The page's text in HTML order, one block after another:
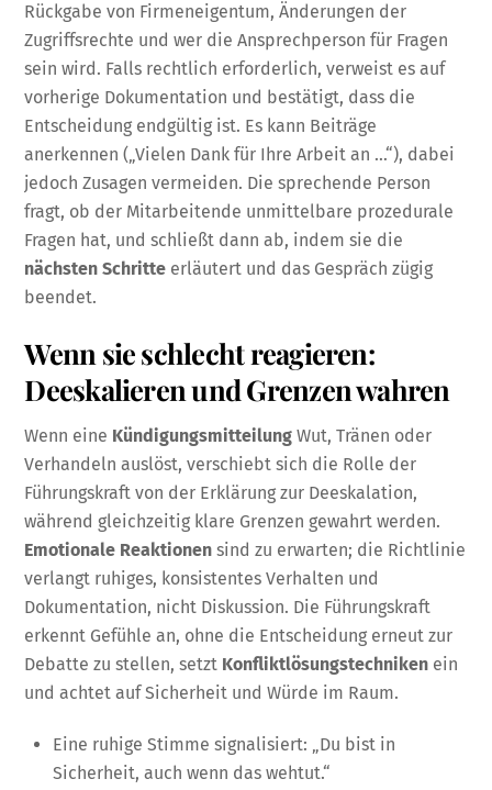
Rückgabe von Firmeneigentum, Änderungen der
Zugriffsrechte und wer die Ansprechperson für Fragen
sein wird. Falls rechtlich erforderlich, verweist es auf
vorherige Dokumentation und bestätigt, dass die
Entscheidung endgültig ist. Es kann Beiträge
anerkennen („Vielen Dank für Ihre Arbeit an …“), dabei
jedoch Zusagen vermeiden. Die sprechende Person
fragt, ob der Mitarbeitende unmittelbare prozedurale
Fragen hat, und schließt dann ab, indem sie die
nächsten Schritte erläutert und das Gespräch zügig
beendet.
Wenn sie schlecht reagieren:
Deeskalieren und Grenzen wahren
Wenn eine Kündigungsmitteilung Wut, Tränen oder
Verhandeln auslöst, verschiebt sich die Rolle der
Führungskraft von der Erklärung zur Deeskalation,
während gleichzeitig klare Grenzen gewahrt werden.
Emotionale Reaktionen sind zu erwarten; die Richtlinie
verlangt ruhiges, konsistentes Verhalten und
Dokumentation, nicht Diskussion. Die Führungskraft
erkennt Gefühle an, ohne die Entscheidung erneut zur
Debatte zu stellen, setzt Konfliktlösungstechniken ein
und achtet auf Sicherheit und Würde im Raum.
Eine ruhige Stimme signalisiert: „Du bist in
Sicherheit, auch wenn das wehtut.“